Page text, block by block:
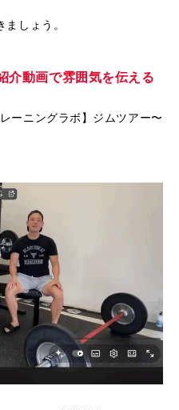
しょう。
介動画で雰囲気を伝える
ーニングラボ】ジムツアー〜